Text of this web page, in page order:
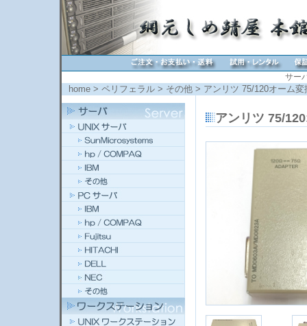
サー
home > ペリフェラル > その他 > アンリツ 75/120オーム
アンリツ 75/